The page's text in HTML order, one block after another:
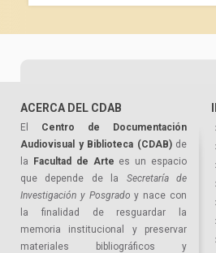
ACERCA DEL CDAB
El Centro de Documentación
Audiovisual y Biblioteca (CDAB)de
la
Facultad de Arte es un espacio
que depende de la Secretaría de
Investigación y Posgrado y nace con
la finalidad de resguardar la
memoria institucional y preservar
materiales bibliográficos y